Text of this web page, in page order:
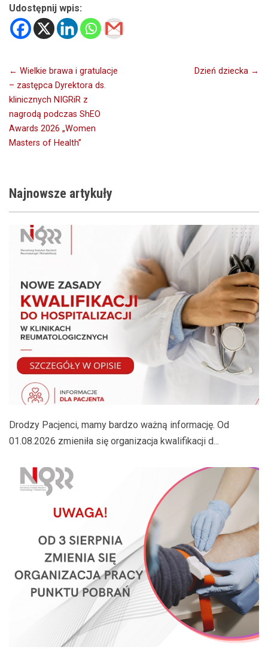
Udostępnij wpis:
Nawigacja
wpisu
← Wielkie brawa i gratulacje
– zastępca Dyrektora ds.
klinicznych NIGRiR z
nagrodą podczas ShEO
Awards 2026 „Women
Masters of Health”
Dzień dziecka →
Najnowsze artykuły
Drodzy Pacjenci, mamy bardzo ważną informację. Od
01.08.2026 zmieniła się organizacja kwalifikacji d...